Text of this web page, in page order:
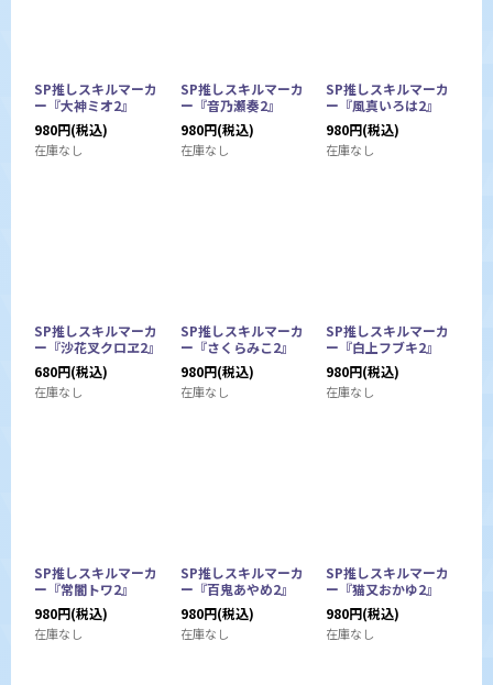
SP推しスキルマーカ
ー『大神ミオ2』
980円(税込)
在庫なし
SP推しスキルマーカ
ー『音乃瀬奏2』
980円(税込)
在庫なし
SP推しスキルマーカ
ー『風真いろは2』
980円(税込)
在庫なし
SP推しスキルマーカ
ー『沙花叉クロヱ2』
680円(税込)
在庫なし
SP推しスキルマーカ
ー『さくらみこ2』
980円(税込)
在庫なし
SP推しスキルマーカ
ー『白上フブキ2』
980円(税込)
在庫なし
SP推しスキルマーカ
ー『常闇トワ2』
980円(税込)
在庫なし
SP推しスキルマーカ
ー『百鬼あやめ2』
980円(税込)
在庫なし
SP推しスキルマーカ
ー『猫又おかゆ2』
980円(税込)
在庫なし